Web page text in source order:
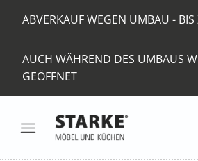
ABVERKAUF WEGEN UMBAU -
AUCH WÄHREND DES UMBAUS
GEÖFFNET